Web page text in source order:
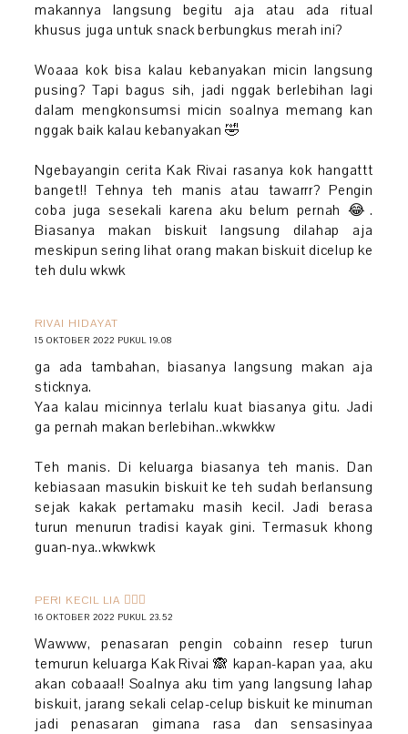
makannya langsung begitu aja atau ada ritual
khusus juga untuk snack berbungkus merah ini?
Woaaa kok bisa kalau kebanyakan micin langsung
pusing? Tapi bagus sih, jadi nggak berlebihan lagi
dalam mengkonsumsi micin soalnya memang kan
nggak baik kalau kebanyakan 🤣
Ngebayangin cerita Kak Rivai rasanya kok hangattt
banget!! Tehnya teh manis atau tawarrr? Pengin
coba juga sesekali karena aku belum pernah 😂.
Biasanya makan biskuit langsung dilahap aja
meskipun sering lihat orang makan biskuit dicelup ke
teh dulu wkwk
RIVAI HIDAYAT
15 OKTOBER 2022 PUKUL 19.08
ga ada tambahan, biasanya langsung makan aja
sticknya.
Yaa kalau micinnya terlalu kuat biasanya gitu. Jadi
ga pernah makan berlebihan..wkwkkw
Teh manis. Di keluarga biasanya teh manis. Dan
kebiasaan masukin biskuit ke teh sudah berlansung
sejak kakak pertamaku masih kecil. Jadi berasa
turun menurun tradisi kayak gini. Termasuk khong
guan-nya..wkwkwk
PERI KECIL LIA 🧚🏻‍♀️
16 OKTOBER 2022 PUKUL 23.52
Wawww, penasaran pengin cobainn resep turun
temurun keluarga Kak Rivai 🙈 kapan-kapan yaa, aku
akan cobaaa!! Soalnya aku tim yang langsung lahap
biskuit, jarang sekali celap-celup biskuit ke minuman
jadi penasaran gimana rasa dan sensasinyaa